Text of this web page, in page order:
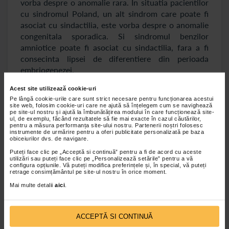
Acest site utilizează cookie-uri
Pe lângă cookie-urile care sunt strict necesare pentru funcționarea acestui
site web, folosim cookie-uri care ne ajută să înțelegem cum se navighează
pe site-ul nostru și ajută la îmbunătățirea modului în care funcționează site-
ul, de exemplu, făcând rezultatele să fie mai exacte în cazul căutărilor,
pentru a măsura performanța site-ului nostru. Partenerii noștri folosesc
instrumente de urmărire pentru a oferi publicitate personalizată pe baza
obiceiurilor dvs. de navigare.
Puteți face clic pe „Acceptă si continuă” pentru a fi de acord cu aceste
utilizări sau puteți face clic pe „Personalizează setările” pentru a vă
configura opțiunile. Vă puteți modifica preferințele și, în special, vă puteți
retrage consimțământul pe site-ul nostru în orice moment.
Mai multe detalii aici
ACCEPTĂ SI CONTINUĂ
vorba despre o anomalie rara. In situatia pacientilor
cu sindromul Poland, un alt sindrom care poate fi
asociat cu sindactilia, este vorba despre o anomalie
congenitala sporadica. Si sindromul benzilor
amniotice poate fi asociat cu sindactilia, fara a fi
consecinta lipsei de diferentiere din perioada
embriogenezei.
Diagnostic sindactilita
In tratarea acestei malformatii este necesara
consultarea unui medic specialist. Corectarea
chirurgicala a sindactilitei este posibila la
majoritatea pacientilor, medicul avand in prealabil
nevoie de o radiografie sau de o ecografie a zonei
care este afectata. Va putea astfel sa observe care
anume sunt structurile implicate si in ce fel este cel
asemenea, se poate ca medicul sa ceara si teste
cromozomiale si teste de sange pentru a constata